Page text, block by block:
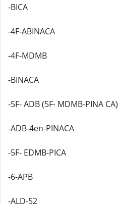
-BICA
-4F-ABINACA
-4F-MDMB
-BINACA
-5F- ADB (5F- MDMB-PINA CA)
-ADB-4en-PINACA
-5F- EDMB-PICA
-6-APB
-ALD-52